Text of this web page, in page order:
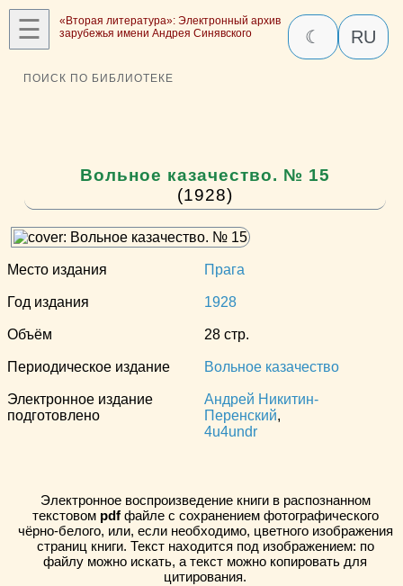
☰
«Вторая литература»: Электронный архив
зарубежья имени Андрея Синявского
☾ RU
ПОИСК ПО БИБЛИОТЕКЕ
Вольное казачество. № 15
(1928)
Место издания Прага
Год издания 1928
Объём 28 стр.
Периодическое издание Вольное казачество
Электронное издание
подготовлено
Андрей Никитин-
Перенский,
4u4undr
Электронное воспроизведение книги в распознанном
текстовом pdfфайле с сохранением фотографического
чёрно-белого, или, если необходимо, цветного изображения
страниц книги. Текст находится под изображением: по
файлу можно искать, а текст можно копировать для
цитирования.